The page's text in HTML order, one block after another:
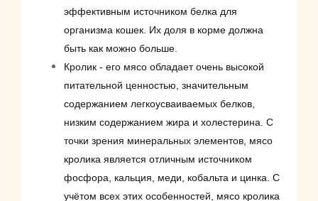
эффективным источником белка для
организма кошек. Их доля в корме должна
быть как можно больше.
Кролик - его мясо обладает очень высокой
питательной ценностью, значительным
содержанием легкоусваиваемых белков,
низким содержанием жира и холестерина. С
точки зрения минеральных элементов, мясо
кролика является отличным источником
фосфора, кальция, меди, кобальта и цинка. С
учётом всех этих особенностей, мясо кролика